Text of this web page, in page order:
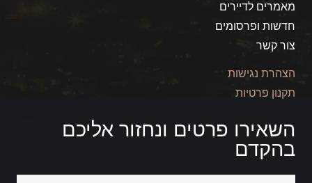
מאמרים לדיירים
חדשות ופרסומים
צור קשר
הצהרת נגישות
תקנון פרטיות
השאירו פרטים ונחזור אליכם
בהקדם